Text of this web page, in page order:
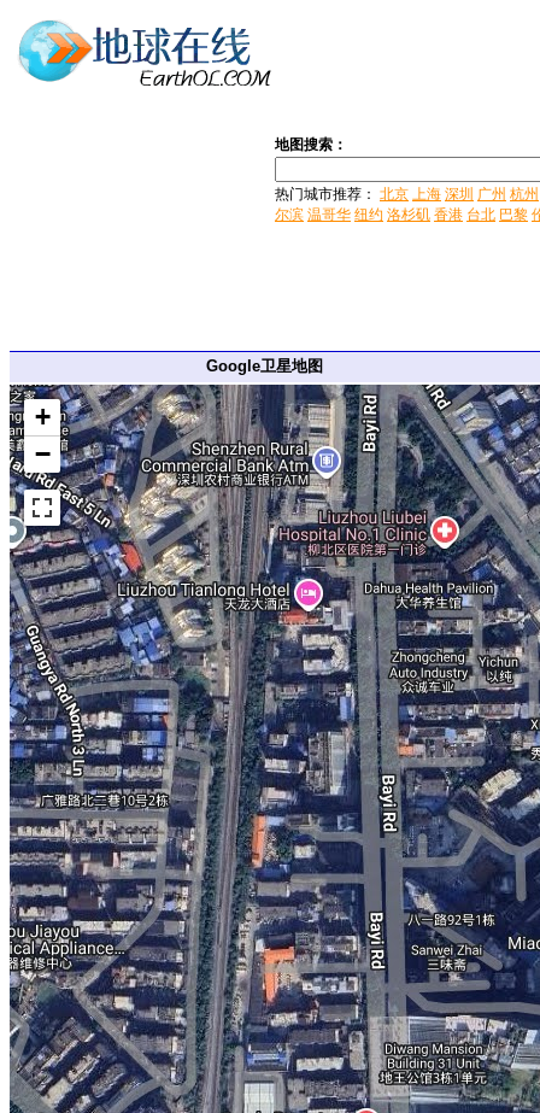
地图搜索：
热门城市推荐： 北京 上海 深圳 广州 杭州
尔滨 温哥华 纽约 洛杉矶 香港 台北 巴黎
Google卫星地图
+
−